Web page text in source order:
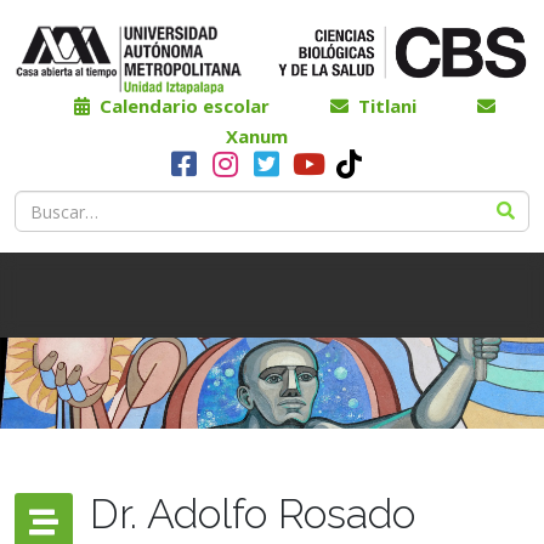
Calendario escolar
Titlani
Xanum
Dr. Adolfo Rosado